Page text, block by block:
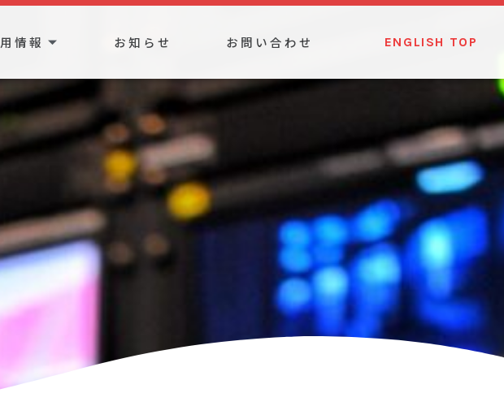
情報 お知らせ お問い合わせ ENGLISH TOP